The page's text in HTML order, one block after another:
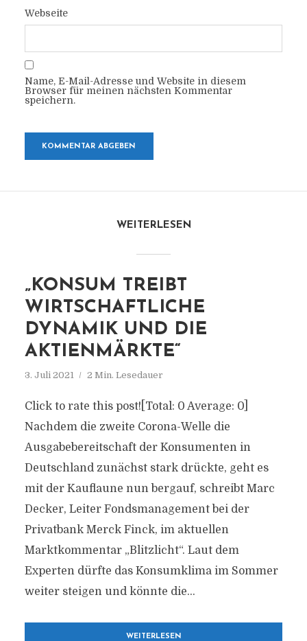
Webseite
Name, E-Mail-Adresse und Website in diesem
Browser für meinen nächsten Kommentar
speichern.
WEITERLESEN
„KONSUM TREIBT
WIRTSCHAFTLICHE
DYNAMIK UND DIE
AKTIENMÄRKTE“
3. Juli 2021 2 Min. Lesedauer
Click to rate this post![Total: 0 Average: 0]
Nachdem die zweite Corona-Welle die
Ausgabebereitschaft der Konsumenten in
Deutschland zunächst stark drückte, geht es
mit der Kauflaune nun bergauf, schreibt Marc
Decker, Leiter Fondsmanagement bei der
Privatbank Merck Finck, im aktuellen
Marktkommentar „Blitzlicht“. Laut dem
Experten dürfte das Konsumklima im Sommer
weiter steigen und könnte die...
WEITERLESEN